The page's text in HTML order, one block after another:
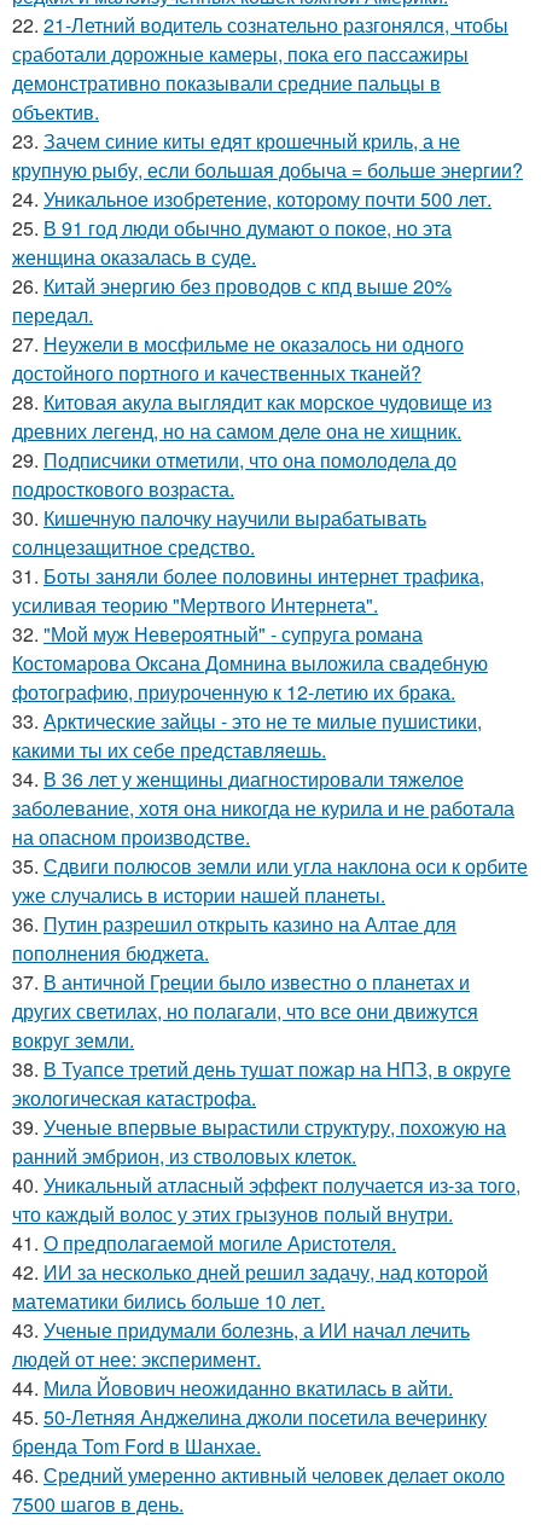
22. 21-Летний водитель сознательно разгонялся, чтобы
сработали дорожные камеры, пока его пассажиры
демонстративно показывали средние пальцы в
объектив.
23. Зачем синие киты едят крошечный криль, а не
крупную рыбу, если большая добыча = больше энергии?
24. Уникальное изобретение, которому почти 500 лет.
25. В 91 год люди обычно думают о покое, но эта
женщина оказалась в суде.
26. Китай энергию без проводов с кпд выше 20%
передал.
27. Неужели в мосфильме не оказалось ни одного
достойного портного и качественных тканей?
28. Китовая акула выглядит как морское чудовище из
древних легенд, но на самом деле она не хищник.
29. Подписчики отметили, что она помолодела до
подросткового возраста.
30. Кишечную палочку научили вырабатывать
солнцезащитное средство.
31. Боты заняли более половины интернет трафика,
усиливая теорию "Мертвого Интернета".
32. "Мой муж Невероятный" - супруга романа
Костомарова Оксана Домнина выложила свадебную
фотографию, приуроченную к 12-летию их брака.
33. Арктические зайцы - это не те милые пушистики,
какими ты их себе представляешь.
34. В 36 лет у женщины диагностировали тяжелое
заболевание, хотя она никогда не курила и не работала
на опасном производстве.
35. Сдвиги полюсов земли или угла наклона оси к орбите
уже случались в истории нашей планеты.
36. Путин разрешил открыть казино на Алтае для
пополнения бюджета.
37. В античной Греции было известно о планетах и
других светилах, но полагали, что все они движутся
вокруг земли.
38. В Туапсе третий день тушат пожар на НПЗ, в округе
экологическая катастрофа.
39. Ученые впервые вырастили структуру, похожую на
ранний эмбрион, из стволовых клеток.
40. Уникальный атласный эффект получается из-за того,
что каждый волос у этих грызунов полый внутри.
41. О предполагаемой могиле Аристотеля.
42. ИИ за несколько дней решил задачу, над которой
математики бились больше 10 лет.
43. Ученые придумали болезнь, а ИИ начал лечить
людей от нее: эксперимент.
44. Мила Йовович неожиданно вкатилась в айти.
45. 50-Летняя Анджелина джоли посетила вечеринку
бренда Tom Ford в Шанхае.
46. Средний умеренно активный человек делает около
7500 шагов в день.